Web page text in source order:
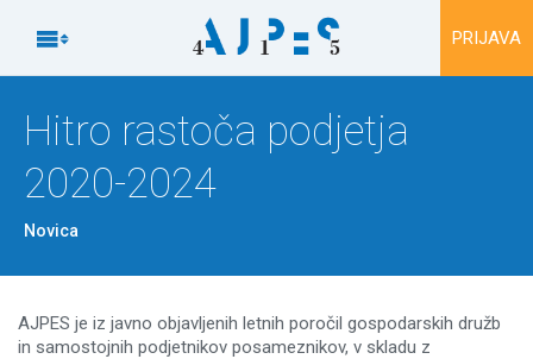
Na vsebino
 PRIJAVA
Hitro rastoča podjetja
2020-2024
Novica
AJPES je iz javno objavljenih letnih poročil gospodarskih družb
in samostojnih podjetnikov posameznikov, v skladu z